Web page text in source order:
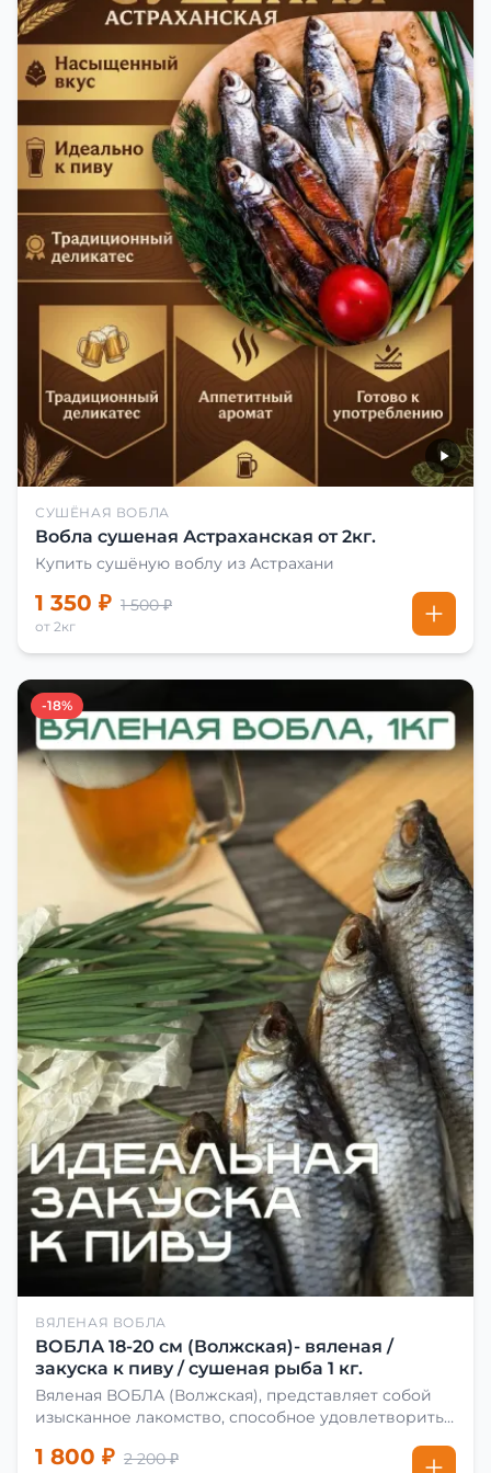
СУШЁНАЯ ВОБЛА
Вобла сушеная Астраханская от 2кг.
Купить сушёную воблу из Астрахани
1 350 ₽ 1 500 ₽
от 2кг
-18%
ВЯЛЕНАЯ ВОБЛА
ВОБЛА 18-20 см (Волжская)- вяленая /
закуска к пиву / сушеная рыба 1 кг.
Вяленая ВОБЛА (Волжская), представляет собой
изысканное лакомство, способное удовлетворить
сделать вяленую воблу, её сначала хорошо солят.
1 800 ₽ 2 200 ₽